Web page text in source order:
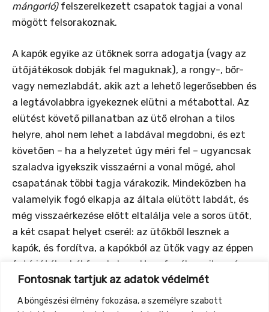
Fontosnak tartjuk az adatok védelmét
A böngészési élmény fokozása, a személyre szabott
mángorló)felszerelkezett csapatok tagjai a vonal
mögött felsorakoznak.
A kapók egyike az ütőknek sorra adogatja (vagy az
ütőjátékosok dobják fel maguknak), a rongy-, bőr-
vagy nemezlabdát, akik azt a lehető legerősebben és
a legtávolabbra igyekeznek elütni a métabottal. Az
elütést követő pillanatban az ütő elrohan a tilos
helyre, ahol nem lehet a labdával megdobni, és ezt
követően – ha a helyzetet úgy méri fel – ugyancsak
szaladva igyekszik visszaérni a vonal mögé, ahol
csapatának többi tagja várakozik. Mindeközben ha
valamelyik fogó elkapja az általa elütött labdát, és
még visszaérkezése előtt eltalálja vele a soros ütőt,
a két csapat helyet cserél: az ütőkből lesznek a
kapók, és fordítva, a kapókból az ütők vagy az éppen
futó játékosból fogoly lesz. Ha a fogók egyike még
röptében elkapja a labdát, ugyancsak szerepet
cserél a két csapat.